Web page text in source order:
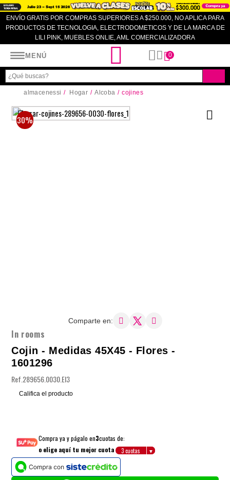
ENVÍO GRATIS POR COMPRAS SUPERIORES A $250.000, NO APLICA PARA
PRODUCTOS DE TECNOLOGIA, ELECTRODOMETICOS Y DE LA MARCA DE
LILI PINK, MUEBLES ONLIE, AML COMERCIALIZADORA
MENÚ
Almacenes SI
0
almacenessi Hogar Alcoba cojines
30%
Comparte en:
In rooms
Cojin - Medidas 45X45 - Flores -
1601296
Ref. 289656.0030.EI3
Califica el producto
Compra ya y págalo en3cuotas de:
o elige aquí tu mejor cuota